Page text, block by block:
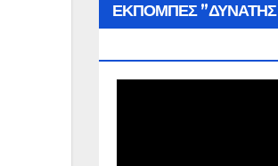
ΕΚΠΟΜΠΕΣ ”ΔΥΝΑΤΗΣ